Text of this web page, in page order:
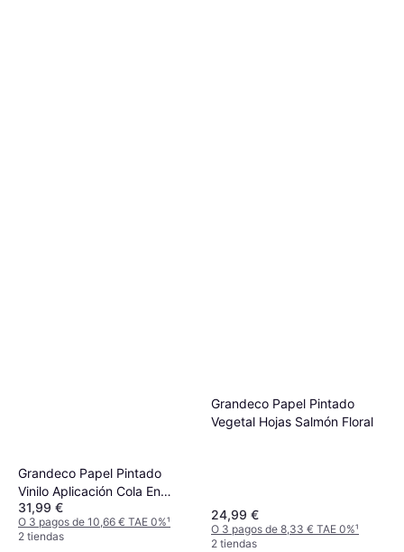
Grandeco Papel Pintado
Vinilo Aplicación Cola En
Pared
31,99 €
O 3 pagos de 10,66 € TAE 0%¹
2 tiendas
Grandeco Papel Pintado
Vegetal Hojas Salmón Floral
24,99 €
O 3 pagos de 8,33 € TAE 0%¹
2 tiendas